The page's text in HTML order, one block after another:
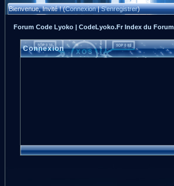
Bienvenue, Invité ! (Connexion|S'enregistrer)
Forum Code Lyoko | CodeLyoko.Fr Index du Forum
Connexion